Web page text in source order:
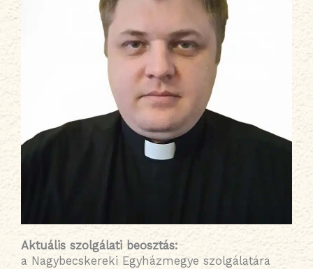
Aktuális szolgálati beosztás:
a Nagybecskereki Egyházmegye szolgálatára